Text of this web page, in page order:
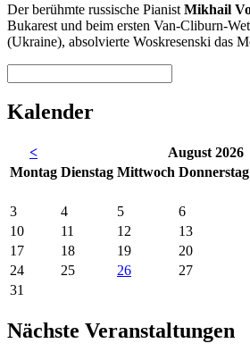
Der berühmte russische Pianist Mikhail
Bukarest und beim ersten Van-Cliburn-
(Ukraine), absolvierte Woskresenski das
Kalender
< August 2026
Montag Dienstag Mittwoch Donnerstag
3
4 5 6
10
11 12 13
17
18 19 20
24
25 26 27
31
Nächste Veranstaltungen